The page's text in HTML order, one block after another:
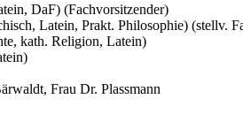
DaF) (Fachvorsitzender)
Latein, Prakt. Philosophie) (stellv.
kath. Religion, Latein)
Frau Dr. Plassmann